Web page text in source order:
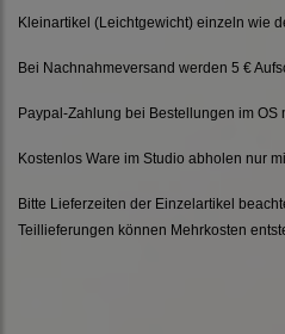
Kleinartikel (Leichtgewicht) einzeln wie
Bei Nachnahmeversand werden 5 €
Paypal-Zahlung bei Bestellungen im OS
Kostenlos Ware im Studio abholen nur
Bitte Lieferzeiten der Einzelartikel
Teillieferungen können Mehrkosten